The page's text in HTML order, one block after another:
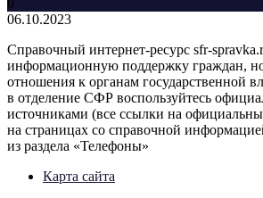
0
06.10.2023
Справочный интернет-ресурс sfr-
информационную поддержку граждан,
отношения к органам государственной
в отделение СФР воспользуйтесь
источниками (все ссылки на
на страницах со справочной
из раздела «Телефоны»
Карта сайта